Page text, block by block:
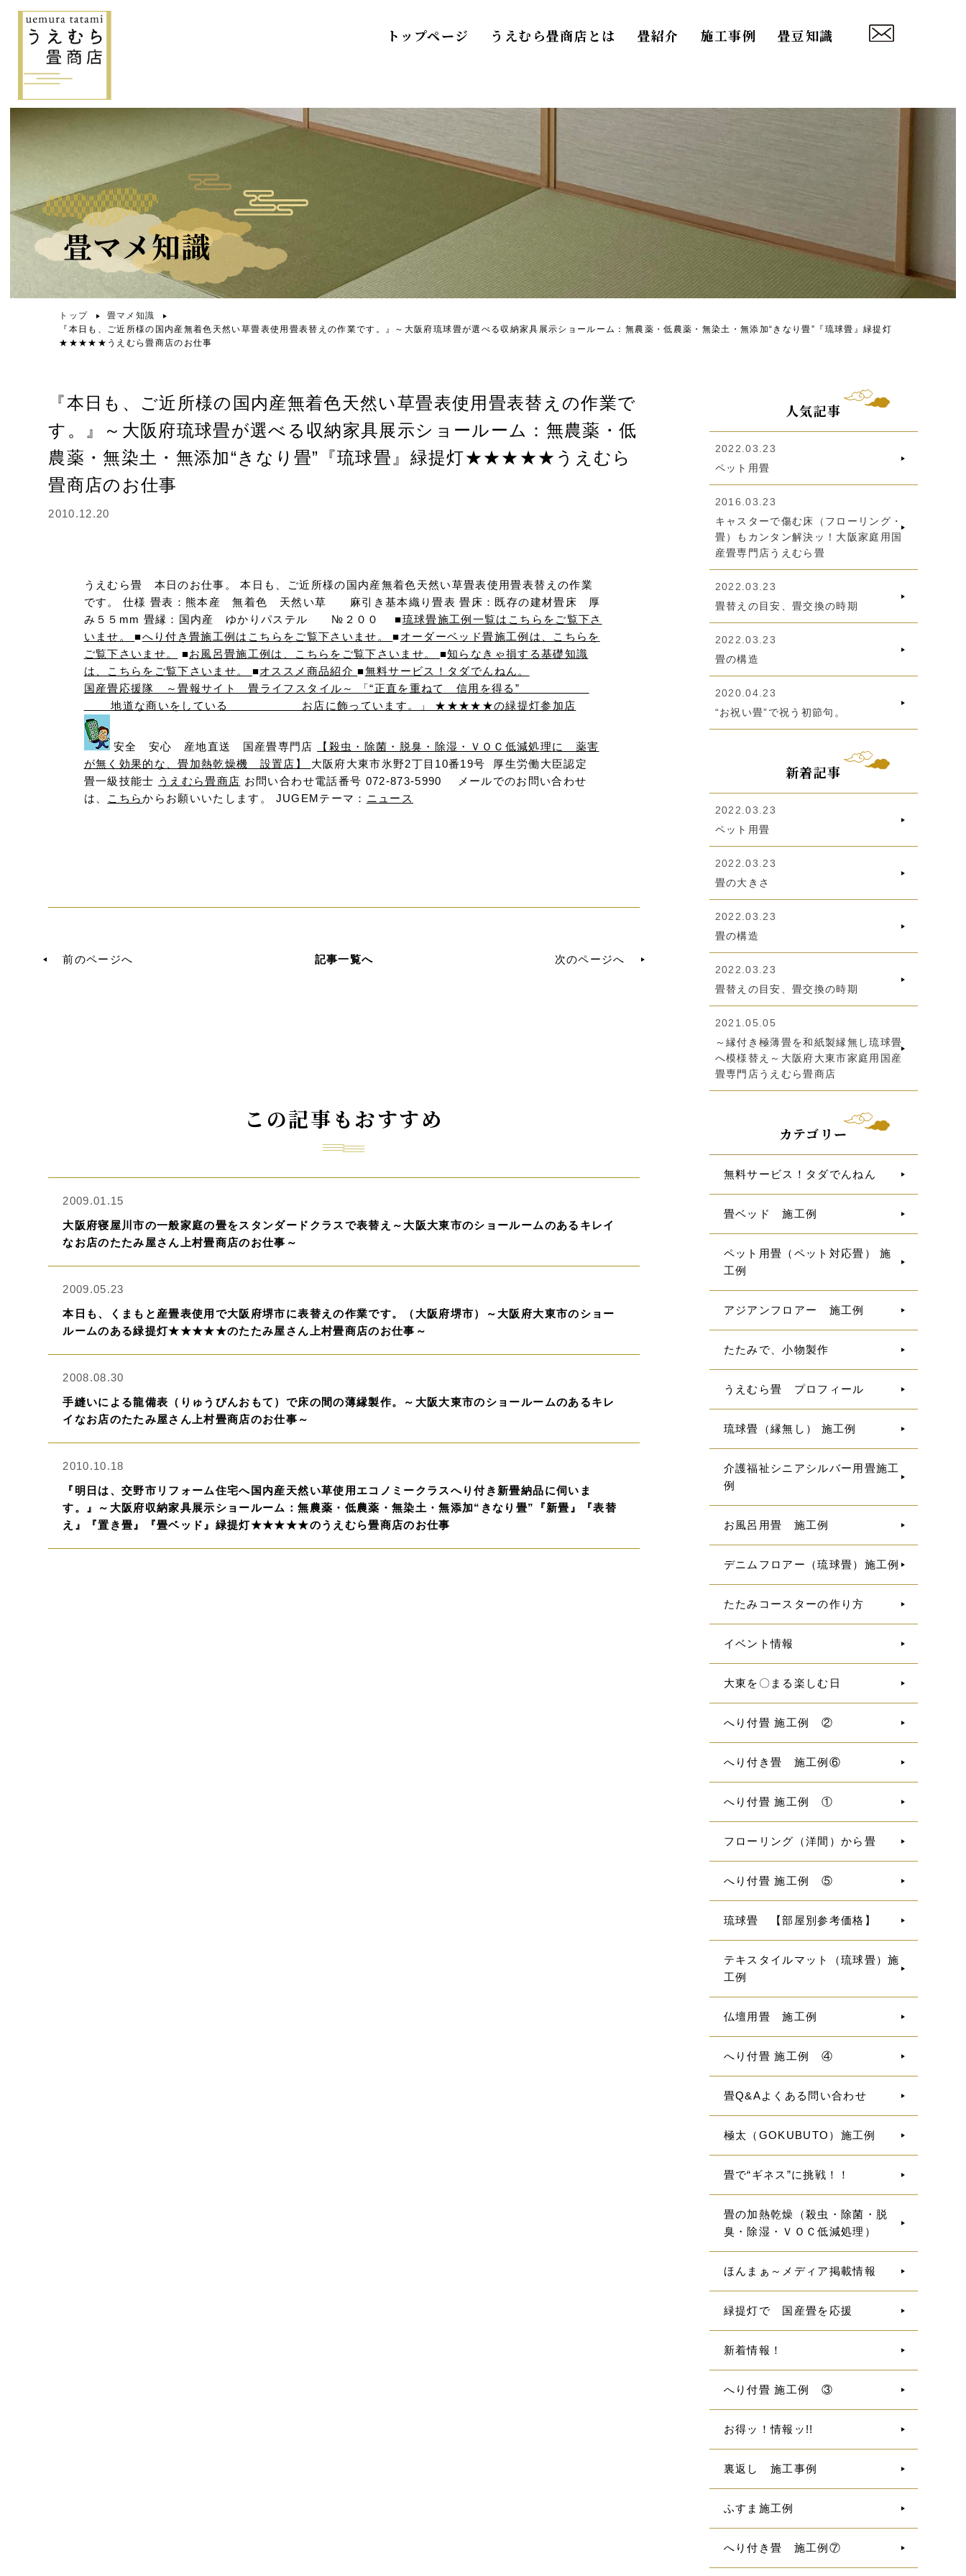
トップページ うえむら畳商店とは 畳紹介 施工事例 畳豆知識
畳マメ知識
トップ
畳マメ知識
『本日も、ご近所様の国内産無着色天然い草畳表使用畳表替えの作業です。』～大阪府琉球畳が選べる収納家具展示ショールーム：無農薬・低農薬・無染土・無添加“きなり畳”『琉球畳』緑提灯
★★★★★うえむら畳商店のお仕事
『本日も、ご近所様の国内産無着色天然い草畳表使用畳表替えの作業で
す。』～大阪府琉球畳が選べる収納家具展示ショールーム：無農薬・低
農薬・無染土・無添加“きなり畳”『琉球畳』緑提灯★★★★★うえむら
畳商店のお仕事
2010.12.20
うえむら畳 本日のお仕事。 本日も、ご近所様の国内産無着色天然い草畳表使用畳表替えの作業
です。 仕様 畳表：熊本産 無着色 天然い草 麻引き基本織り畳表 畳床：既存の建材畳床 厚
み５５mm 畳縁：国内産 ゆかりパステル №２００ ■琉球畳施工例一覧はこちらをご覧下さ
いませ。
■へり付き畳施工例はこちらをご覧下さいませ。■オーダーベッド畳施工例は、こちらを
ご覧下さいませ。
■お風呂畳施工例は、こちらをご覧下さいませ。 ■知らなきゃ損する基礎知識
は、こちらをご覧下さいませ。 ■オススメ商品紹介■無料サービス！タダでんねん。
国産畳応援隊 ～畳報サイト 畳ライフスタイル～
「“正直を重ねて 信用を得る”
地道な商いをしている お店に飾っています。」 ★★★★★の緑提灯参加店
安全 安心 産地直送 国産畳専門店
【殺虫・除菌・脱臭・除湿・ＶＯＣ低減処理に 薬害
が無く効果的な、畳加熱乾燥機 設置店】 大阪府大東市氷野2丁目10番19号 厚生労働大臣認定
畳一級技能士 うえむら畳商店 お問い合わせ電話番号 072-873-5990 メールでのお問い合わせ
は、
こちらからお願いいたします。 JUGEMテーマ： ニュース
前のページへ 記事一覧へ 次のページへ
この記事もおすすめ
2009.01.15
大阪府寝屋川市の一般家庭の畳をスタンダードクラスで表替え～大阪大東市のショールームのあるキレイ
なお店のたたみ屋さん上村畳商店のお仕事～
2009.05.23
本日も、くまもと産畳表使用で大阪府堺市に表替えの作業です。（大阪府堺市）～大阪府大東市のショー
ルームのある緑提灯★★★★★のたたみ屋さん上村畳商店のお仕事～
2008.08.30
手縫いによる龍備表（りゅうびんおもて）で床の間の薄縁製作。～大阪大東市のショールームのあるキレ
イなお店のたたみ屋さん上村畳商店のお仕事～
2010.10.18
『明日は、交野市リフォーム住宅へ国内産天然い草使用エコノミークラスへり付き新畳納品に伺いま
す。』～大阪府収納家具展示ショールーム：無農薬・低農薬・無染土・無添加“きなり畳”『新畳』『表替
え』『置き畳』『畳ベッド』緑提灯★★★★★のうえむら畳商店のお仕事
人気記事
2022.03.23
ペット用畳
2016.03.23
キャスターで傷む床（フローリング・
畳）もカンタン解決ッ！大阪家庭用国
産畳専門店うえむら畳
2022.03.23
畳替えの目安、畳交換の時期
2022.03.23
畳の構造
2020.04.23
“お祝い畳”で祝う初節句。
新着記事
2022.03.23
ペット用畳
2022.03.23
畳の大きさ
2022.03.23
畳の構造
2022.03.23
畳替えの目安、畳交換の時期
2021.05.05
～縁付き極薄畳を和紙製縁無し琉球畳
へ模様替え～大阪府大東市家庭用国産
畳専門店うえむら畳商店
カテゴリー
無料サービス！タダでんねん
畳ベッド 施工例
ペット用畳（ペット対応畳） 施
工例
アジアンフロアー 施工例
たたみで、小物製作
うえむら畳 プロフィール
琉球畳（縁無し） 施工例
介護福祉シニアシルバー用畳施工
例
お風呂用畳 施工例
デニムフロアー（琉球畳）施工例
たたみコースターの作り方
イベント情報
大東を〇まる楽しむ日
へり付畳 施工例 ②
へり付き畳 施工例⑥
へり付畳 施工例 ①
フローリング（洋間）から畳
へり付畳 施工例 ⑤
琉球畳 【部屋別参考価格】
テキスタイルマット（琉球畳）施
工例
仏壇用畳 施工例
へり付畳 施工例 ④
畳Q&Aよくある問い合わせ
極太（GOKUBUTO）施工例
畳で“ギネス”に挑戦！！
畳の加熱乾燥（殺虫・除菌・脱
臭・除湿・ＶＯＣ低減処理）
ほんまぁ～メディア掲載情報
緑提灯で 国産畳を応援
新着情報！
へり付畳 施工例 ③
お得ッ！情報ッ!!
裏返し 施工事例
ふすま施工例
へり付き畳 施工例⑦